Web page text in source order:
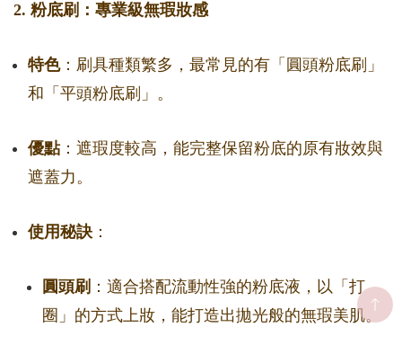
2. 粉底刷：專業級無瑕妝感
特色：刷具種類繁多，最常見的有「圓頭粉底刷」
和「平頭粉底刷」。
優點：遮瑕度較高，能完整保留粉底的原有妝效與
遮蓋力。
使用秘訣 ：
圓頭刷 ：適合搭配流動性強的粉底液，以「打
圈」的方式上妝，能打造出拋光般的無瑕美肌。